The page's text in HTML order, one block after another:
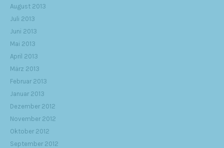
August 2013
Juli 2013
Juni 2013
Mai 2013
April 2013
März 2013
Februar 2013
Januar 2013
Dezember 2012
November 2012
Oktober 2012
September 2012